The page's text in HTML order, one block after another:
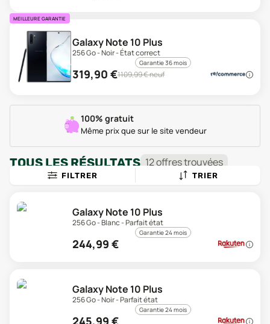
MEILLEURE GARANTIE
Galaxy Note 10 Plus
256 Go - Noir - État correct
Garantie 36 mois
319,90 €1109,99€ neuf
100% gratuit
Même prix que sur le site vendeur
TOUS LES RÉSULTATS 12offrestrouvées
FILTRER TRIER
Galaxy Note 10 Plus
256 Go - Blanc - Parfait état
Garantie 24 mois
244,99 €
Galaxy Note 10 Plus
256 Go - Noir - Parfait état
Garantie 24 mois
245,99 €